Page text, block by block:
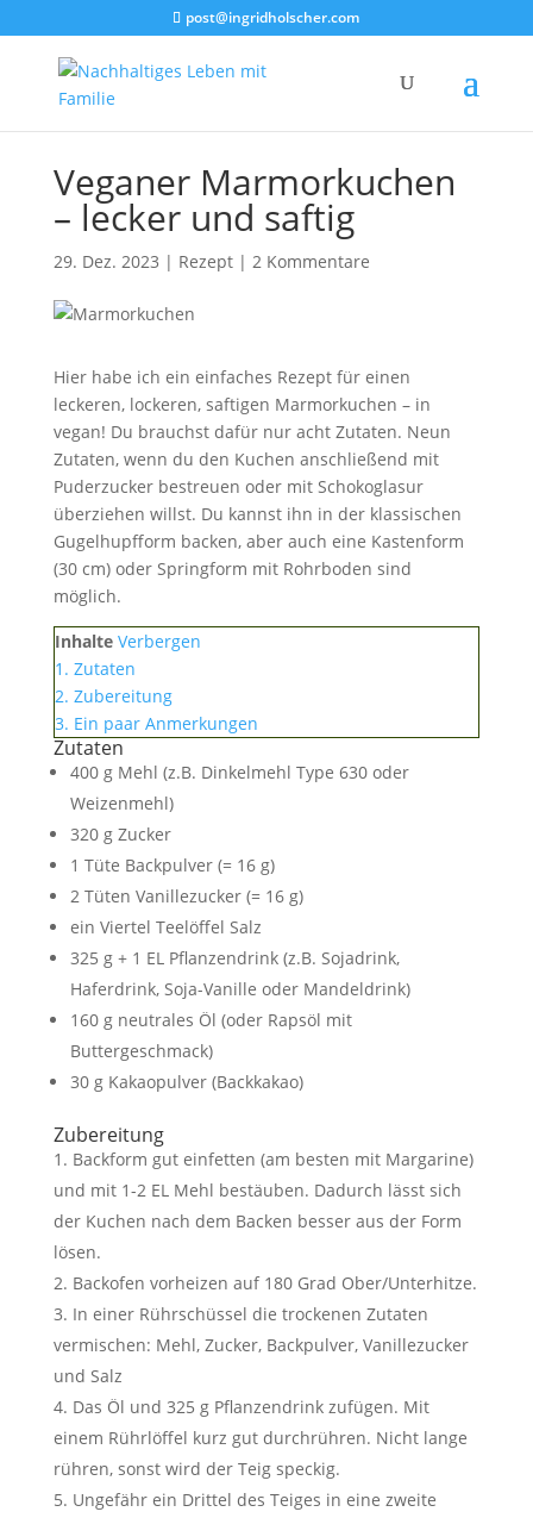
post@ingridholscher.com
Veganer Marmorkuchen
– lecker und saftig
29. Dez. 2023 | Rezept| 2 Kommentare
Hier habe ich ein einfaches Rezept für einen
leckeren, lockeren, saftigen Marmorkuchen – in
vegan! Du brauchst dafür nur acht Zutaten. Neun
Zutaten, wenn du den Kuchen anschließend mit
Puderzucker bestreuen oder mit Schokoglasur
überziehen willst. Du kannst ihn in der klassischen
Gugelhupfform backen, aber auch eine Kastenform
(30 cm) oder Springform mit Rohrboden sind
möglich.
Inhalte Verbergen
1. Zutaten
2. Zubereitung
3. Ein paar Anmerkungen
Zutaten
400 g Mehl (z.B. Dinkelmehl Type 630 oder
Weizenmehl)
320 g Zucker
1 Tüte Backpulver (= 16 g)
2 Tüten Vanillezucker (= 16 g)
ein Viertel Teelöffel Salz
325 g + 1 EL Pflanzendrink (z.B. Sojadrink,
Haferdrink, Soja-Vanille oder Mandeldrink)
160 g neutrales Öl (oder Rapsöl mit
Buttergeschmack)
30 g Kakaopulver (Backkakao)
Zubereitung
Backform gut einfetten (am besten mit Margarine)
und mit 1-2 EL Mehl bestäuben. Dadurch lässt sich
der Kuchen nach dem Backen besser aus der Form
lösen.
Backofen vorheizen auf 180 Grad Ober/Unterhitze.
In einer Rührschüssel die trockenen Zutaten
vermischen: Mehl, Zucker, Backpulver, Vanillezucker
und Salz
Das Öl und 325 g Pflanzendrink zufügen. Mit
einem Rührlöffel kurz gut durchrühren. Nicht lange
rühren, sonst wird der Teig speckig.
Ungefähr ein Drittel des Teiges in eine zweite